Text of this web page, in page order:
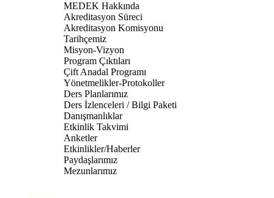
MEDEK Hakkında
Akreditasyon Süreci
Akreditasyon Komisyonu
Tarihçemiz
Misyon-Vizyon
Program Çıktıları
Çift Anadal Programı
Yönetmelikler-Protokoller
Ders Planlarımız
Ders İzlenceleri / Bilgi Paketi
Danışmanlıklar
Etkinlik Takvimi
Anketler
Etkinlikler/Haberler
Paydaşlarımız
Mezunlarımız